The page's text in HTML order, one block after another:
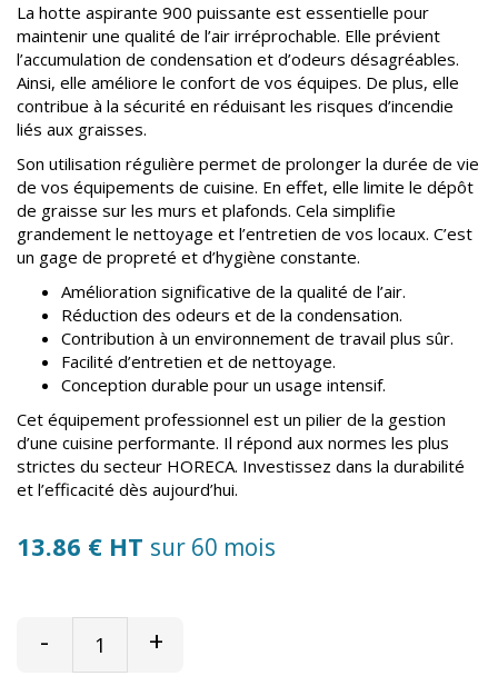
La hotte aspirante 900 puissante est essentielle pour
maintenir une qualité de l’air irréprochable. Elle prévient
l’accumulation de condensation et d’odeurs désagréables.
Ainsi, elle améliore le confort de vos équipes. De plus, elle
contribue à la sécurité en réduisant les risques d’incendie
liés aux graisses.
Son utilisation régulière permet de prolonger la durée de vie
de vos équipements de cuisine. En effet, elle limite le dépôt
de graisse sur les murs et plafonds. Cela simplifie
grandement le nettoyage et l’entretien de vos locaux. C’est
un gage de propreté et d’hygiène constante.
Amélioration significative de la qualité de l’air.
Réduction des odeurs et de la condensation.
Contribution à un environnement de travail plus sûr.
Facilité d’entretien et de nettoyage.
Conception durable pour un usage intensif.
Cet équipement professionnel est un pilier de la gestion
d’une cuisine performante. Il répond aux normes les plus
strictes du secteur HORECA. Investissez dans la durabilité
et l’efficacité dès aujourd’hui.
13.86 € HT sur 60 mois
- +